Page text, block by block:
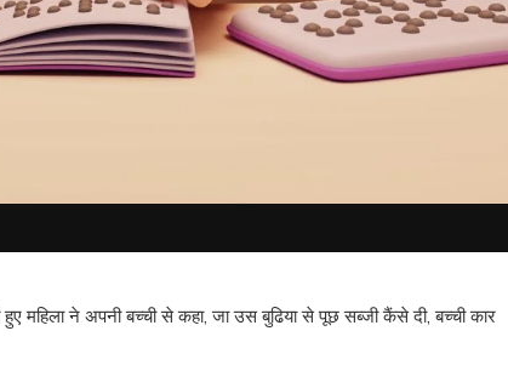
महिला ने अपनी बच्ची से कहा, जा उस बुढिया से पूछ सब्जी कैंसे दी, बच्ची कार